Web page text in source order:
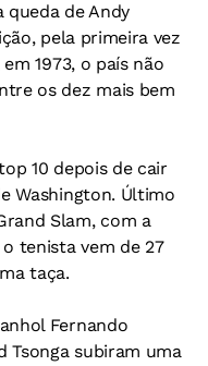
queda de Andy
pela primeira vez
1973, o país não
os dez mais bem
10 depois de cair
Washington. Último
Slam, com a
tenista vem de 27
taça.
Fernando
Tsonga subiram uma